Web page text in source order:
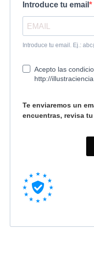
Introduce tu email
Introduce tu email. Ej.:
Acepto las
http://
Te enviaremos un
encuentras, revisa